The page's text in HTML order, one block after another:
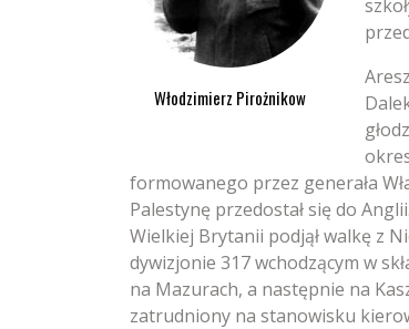
Włodzimierz Pirożnikow
formowanego przez generała
Palestynę przedostał się do
Wielkiej Brytanii podjął walkę z
dywizjonie 317 wchodzącym w
na Mazurach, a następnie na
zatrudniony na stanowisku